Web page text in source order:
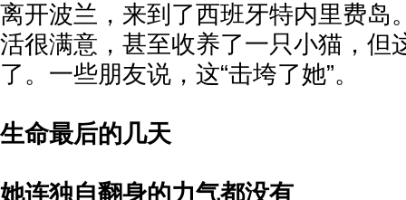
离开波兰，来到了西班牙特内里费岛
活很满意，甚至收养了一只小猫，但
了。一些朋友说，这“击垮了她”。
生命最后的几天
她连独自翻身的力气都没有